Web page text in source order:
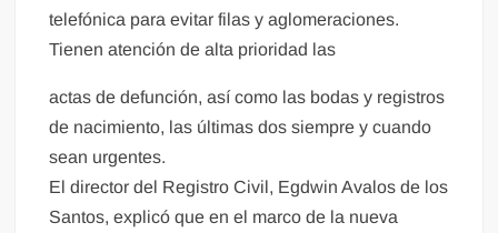
telefónica para evitar filas y aglomeraciones.
Tienen atención de alta prioridad las
actas de defunción, así como las bodas y registros
de nacimiento, las últimas dos siempre y cuando
sean urgentes.
El director del Registro Civil, Egdwin Avalos de los
Santos, explicó que en el marco de la nueva